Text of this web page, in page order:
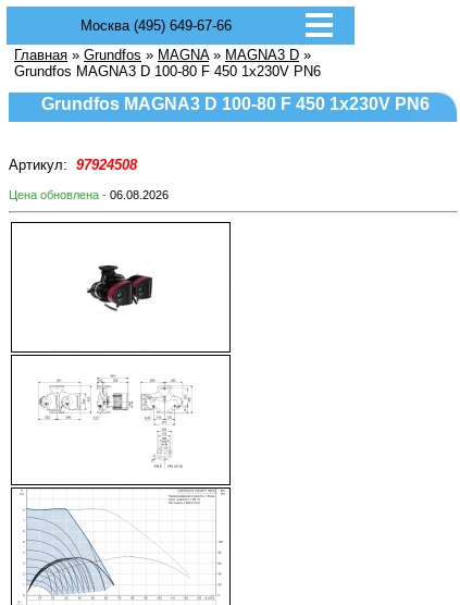
Москва (495) 649-67-66
Главная » Grundfos » MAGNA» MAGNA3 D »
Grundfos MAGNA3 D 100-80 F 450 1x230V PN6
Grundfos MAGNA3 D 100-80 F 450 1x230V PN6
Артикул: 97924508
Цена обновлена - 06.08.2026